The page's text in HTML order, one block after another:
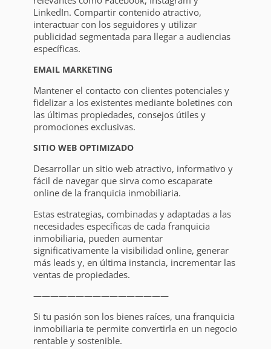
LinkedIn. Compartir contenido atractivo,
interactuar con los seguidores y utilizar
publicidad segmentada para llegar a audiencias
específicas.
EMAIL MARKETING
Mantener el contacto con clientes potenciales y
fidelizar a los existentes mediante boletines con
las últimas propiedades, consejos útiles y
promociones exclusivas.
SITIO WEB OPTIMIZADO
Desarrollar un sitio web atractivo, informativo y
fácil de navegar que sirva como escaparate
online de la franquicia inmobiliaria.
Estas estrategias, combinadas y adaptadas a las
necesidades específicas de cada franquicia
inmobiliaria, pueden aumentar
significativamente la visibilidad online, generar
más leads y, en última instancia, incrementar las
ventas de propiedades.
————————————————
Si tu pasión son los bienes raíces, una franquicia
inmobiliaria te permite convertirla en un negocio
rentable y sostenible.